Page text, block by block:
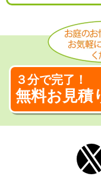
３分で完了！
無料お見積